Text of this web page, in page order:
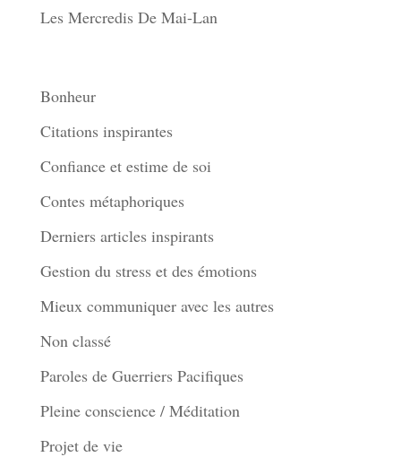
Les Mercredis De Mai-Lan
Bonheur
Citations inspirantes
Confiance et estime de soi
Contes métaphoriques
Derniers articles inspirants
Gestion du stress et des émotions
Mieux communiquer avec les autres
Non classé
Paroles de Guerriers Pacifiques
Pleine conscience / Méditation
Projet de vie